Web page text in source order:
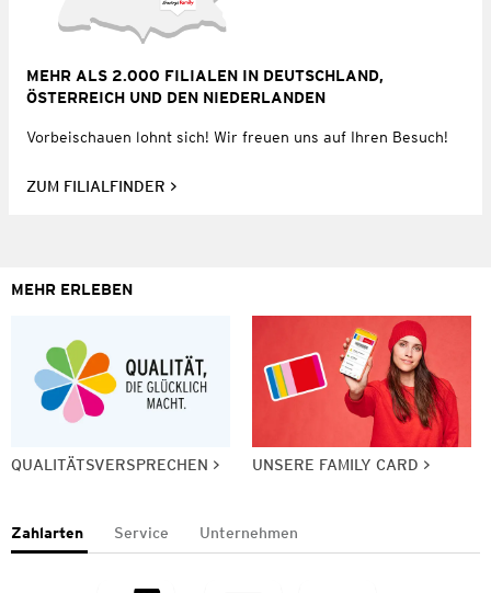
MEHR ALS 2.000 FILIALEN IN DEUTSCHLAND,
ÖSTERREICH UND DEN NIEDERLANDEN
Vorbeischauen lohnt sich! Wir freuen uns auf Ihren Besuch!
ZUM FILIALFINDER
MEHR ERLEBEN
QUALITÄTSVERSPRECHEN UNSERE FAMILY CARD
Zahlarten Service Unternehmen